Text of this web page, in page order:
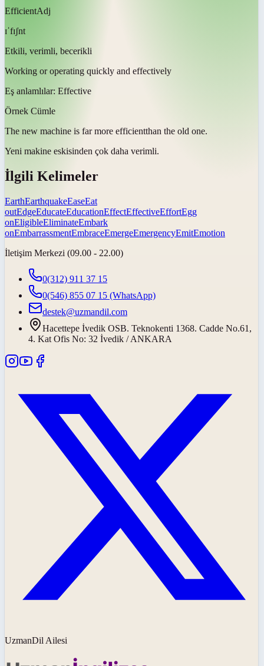
EfficientAdj
ɪˈfɪʃnt
Etkili, verimli, becerikli
Working or operating quickly and effectively
Eş anlamlılar: Effective
Örnek Cümle
The new machine is far more efficientthan the old one.
Yeni makine eskisinden çok daha verimli.
İlgili Kelimeler
EarthEarthquakeEaseEat
outEdgeEducateEducationEffectEffectiveEffortEgg
onEligibleEliminateEmbark
onEmbarrassmentEmbraceEmergeEmergencyEmitEmotion
İletişim Merkezi (09.00 - 22.00)
0(312) 911 37 15
0(546) 855 07 15 (WhatsApp)
destek@uzmandil.com
Hacettepe İvedik OSB. Teknokenti 1368. Cadde No.61,
4. Kat Ofis No: 32 İvedik / ANKARA
UzmanDil Ailesi